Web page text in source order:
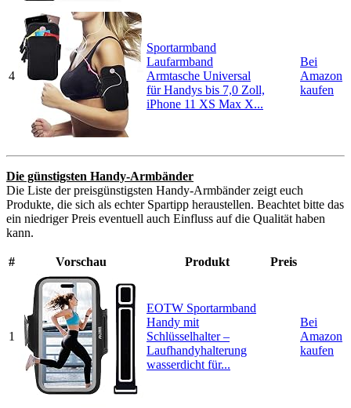
4
Sportarmband
Laufarmband
Armtasche Universal
für Handys bis 7,0 Zoll,
iPhone 11 XS Max X...
Bei
Amazon
kaufen
Die günstigsten Handy-Armbänder
Die Liste der preisgünstigsten Handy-Armbänder zeigt euch
Produkte, die sich als echter Spartipp heraustellen. Beachtet bitte das
ein niedriger Preis eventuell auch Einfluss auf die Qualität haben
kann.
# Vorschau Produkt Preis
1
EOTW Sportarmband
Handy mit
Schlüsselhalter –
Laufhandyhalterung
wasserdicht für...
Bei
Amazon
kaufen